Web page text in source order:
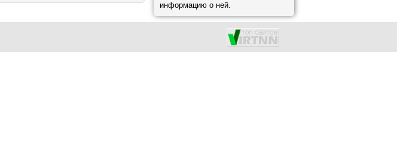
информацию о ней.